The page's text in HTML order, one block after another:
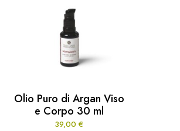
Olio Puro di Argan Viso
e Corpo 30 ml
39,00 €